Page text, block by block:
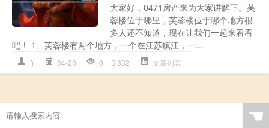
大家好，0471房产来为大家讲解下。芙
蓉楼位于哪里，芙蓉楼位于哪个地方很
多人还不知道，现在让我们一起来看看
吧！ 1、芙蓉楼有两个地方，一个在江苏镇江，一...
fr 04-20 0 332 文章列表
☚